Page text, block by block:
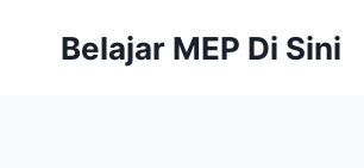
Belajar MEP Di Sini